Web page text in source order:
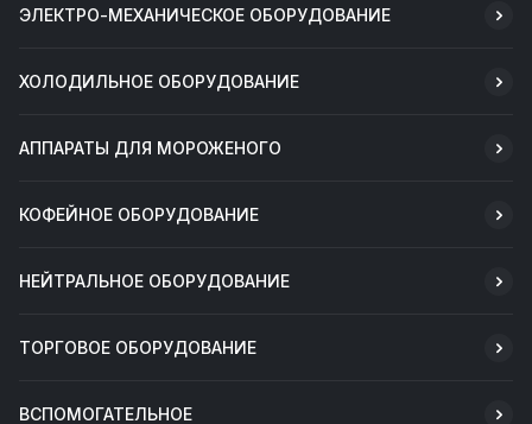
ЭЛЕКТРО-МЕХАНИЧЕСКОЕ ОБОРУДОВАНИЕ
ХОЛОДИЛЬНОЕ ОБОРУДОВАНИЕ
АППАРАТЫ ДЛЯ МОРОЖЕНОГО
КОФЕЙНОЕ ОБОРУДОВАНИЕ
НЕЙТРАЛЬНОЕ ОБОРУДОВАНИЕ
ТОРГОВОЕ ОБОРУДОВАНИЕ
ВСПОМОГАТЕЛЬНОЕ